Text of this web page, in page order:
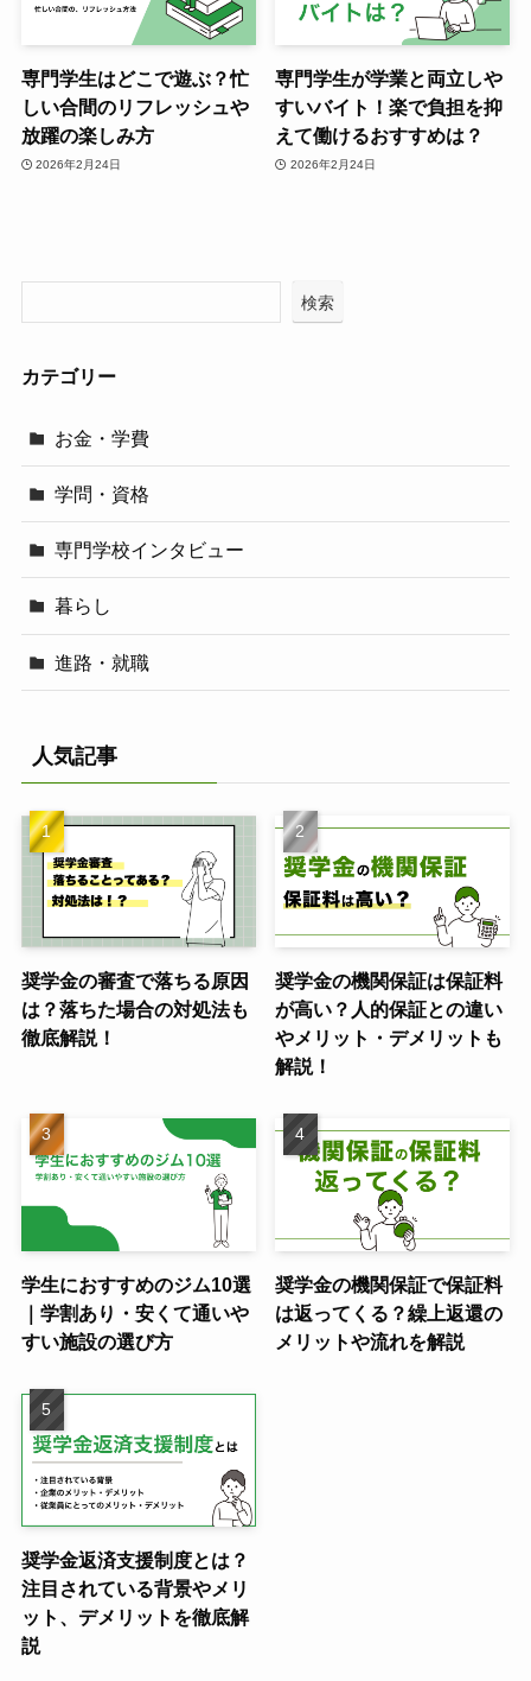
専門学生はどこで遊ぶ？忙
しい合間のリフレッシュや
放躍の楽しみ方
2026年2月24日
専門学生が学業と両立しや
すいバイト！楽で負担を抑
えて働けるおすすめは？
2026年2月24日
検索
カテゴリー
お金・学費
学問・資格
専門学校インタビュー
暮らし
進路・就職
人気記事
奨学金の審査で落ちる原因
は？落ちた場合の対処法も
徹底解説！
奨学金の機関保証は保証料
が高い？人的保証との違い
やメリット・デメリットも
解説！
学生におすすめのジム10選
｜学割あり・安くて通いや
すい施設の選び方
奨学金の機関保証で保証料
は返ってくる？繰上返還の
メリットや流れを解説
奨学金返済支援制度とは？
注目されている背景やメリ
ット、デメリットを徹底解
説